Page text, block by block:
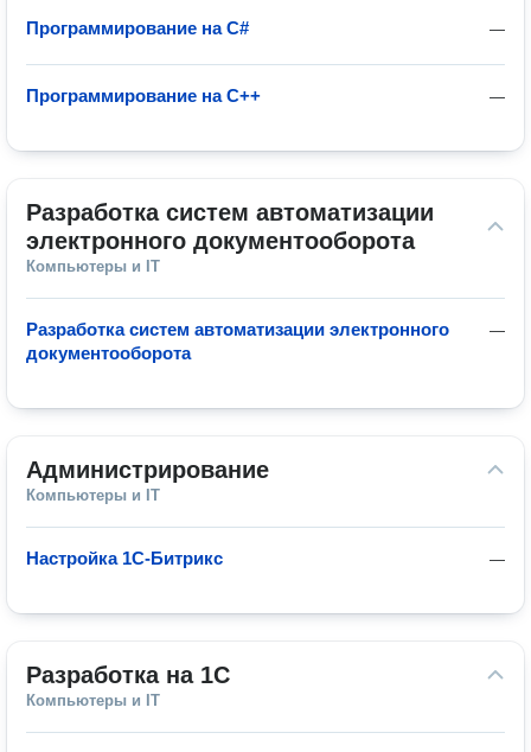
—
Программирование на C#
—
Программирование на C++
Разработка систем автоматизации
электронного документооборота
Компьютеры и IT
—
Разработка систем автоматизации электронного
документооборота
Администрирование
Компьютеры и IT
—
Настройка 1С-Битрикс
Разработка на 1C
Компьютеры и IT